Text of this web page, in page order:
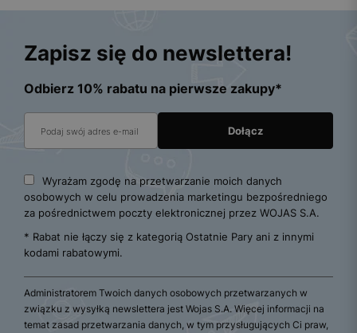
Zapisz się do newslettera!
Odbierz 10% rabatu na pierwsze zakupy*
Wyrażam zgodę na przetwarzanie moich danych
osobowych w celu prowadzenia marketingu bezpośredniego
za pośrednictwem poczty elektronicznej przez WOJAS S.A.
* Rabat nie łączy się z kategorią Ostatnie Pary ani z innymi
kodami rabatowymi.
Administratorem Twoich danych osobowych przetwarzanych w
związku z wysyłką newslettera jest Wojas S.A. Więcej informacji na
temat zasad przetwarzania danych, w tym przysługujących Ci praw,